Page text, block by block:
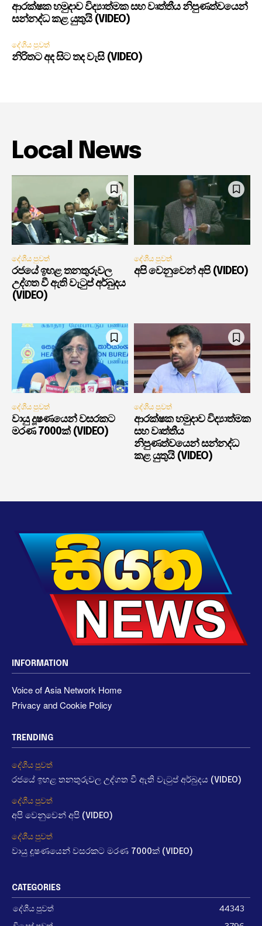
ආරක්ෂක හමුදාව විද්‍යාත්මක සහ වෘත්තීය නිපුණත්වයෙන්
සන්නද්ධ කළ යුතුයි (VIDEO)
දේශීය පුවත්
නිරිතට අද සිට තද වැසි (VIDEO)
Local News
දේශීය පුවත්
රජයේ ඉහළ තනතුරුවල
උද්ගත වී ඇති වැටුප් අර්බුදය
(VIDEO)
දේශීය පුවත්
අපි වෙනුවෙන් අපි (VIDEO)
දේශීය පුවත්
වායු දූෂණයෙන් වසරකට
මරණ 7000ක් (VIDEO)
දේශීය පුවත්
ආරක්ෂක හමුදාව විද්‍යාත්මක
සහ වෘත්තීය
නිපුණත්වයෙන් සන්නද්ධ
කළ යුතුයි (VIDEO)
INFORMATION
Voice of Asia Network Home
Privacy and Cookie Policy
TRENDING
දේශීය පුවත්
රජයේ ඉහළ තනතුරුවල උද්ගත වී ඇති වැටුප් අර්බුදය (VIDEO)
දේශීය පුවත්
අපි වෙනුවෙන් අපි (VIDEO)
දේශීය පුවත්
වායු දූෂණයෙන් වසරකට මරණ 7000ක් (VIDEO)
CATEGORIES
දේශීය පුවත්
44343